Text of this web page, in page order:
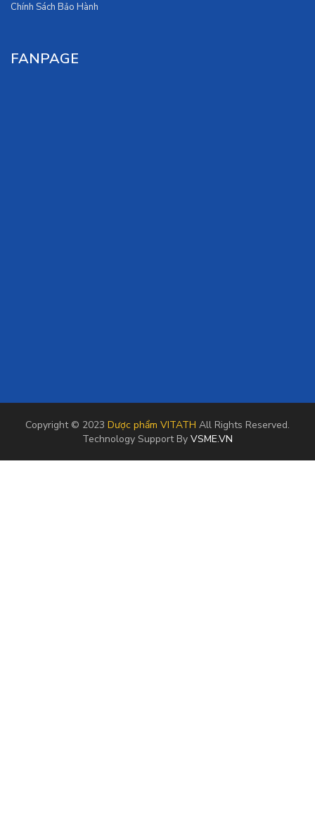
Chính Sách Bảo Hành
FANPAGE
Copyright © 2023 Dược phẩm VITATH All Rights Reserved.
Technology Support By VSME.VN